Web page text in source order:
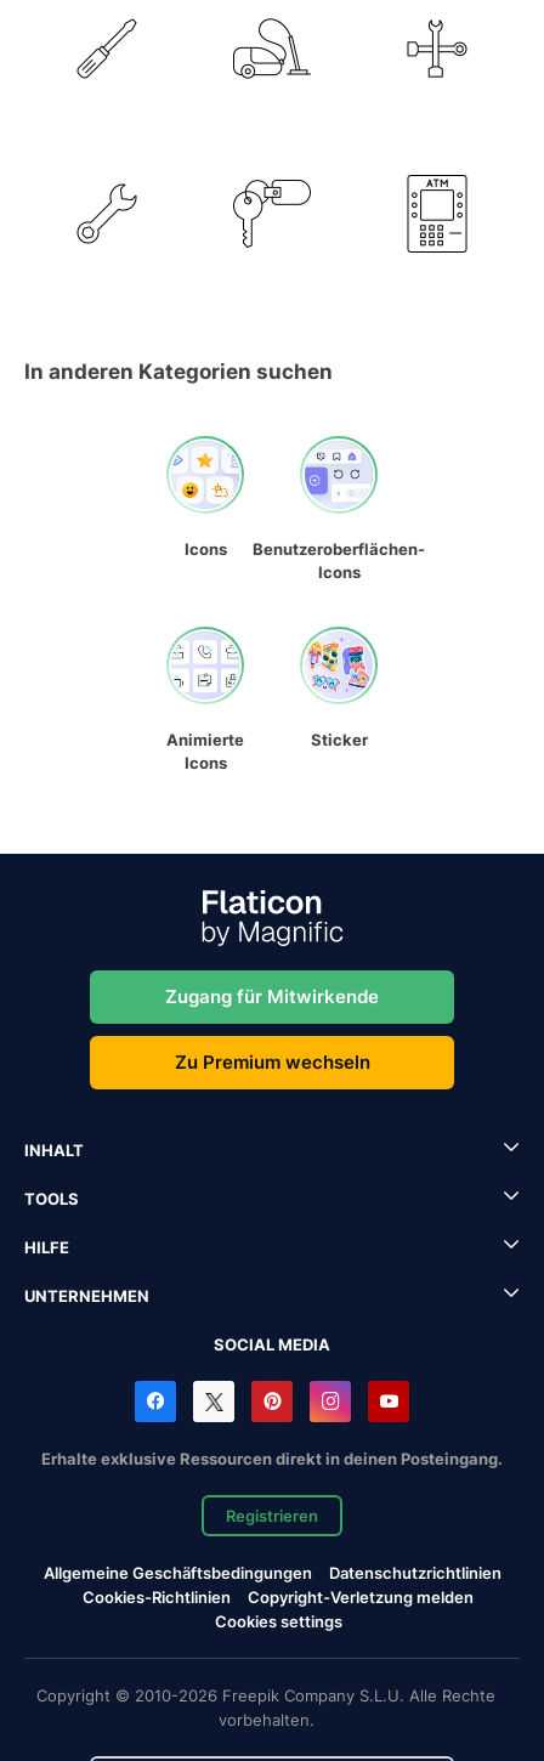
In anderen Kategorien suchen
Icons
Benutzeroberflächen-
Icons
Animierte
Icons
Sticker
Zugang für Mitwirkende
Zu Premium wechseln
INHALT
TOOLS
HILFE
UNTERNEHMEN
SOCIAL MEDIA
Erhalte exklusive Ressourcen direkt in deinen Posteingang.
Registrieren
Allgemeine Geschäftsbedingungen
Datenschutzrichtlinien
Cookies-Richtlinien
Copyright-Verletzung melden
Cookies settings
Copyright © 2010-2026 Freepik Company S.L.U. Alle Rechte
vorbehalten.